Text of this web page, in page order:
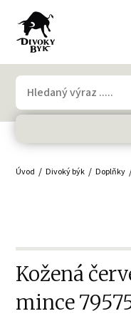
Úvod Divoký býk Doplňky
Kožená
mince